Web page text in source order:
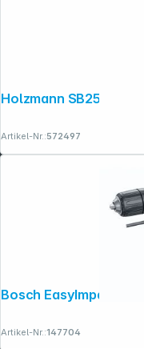
Artikel-Nr.:572497
Artikel-Nr.:147704